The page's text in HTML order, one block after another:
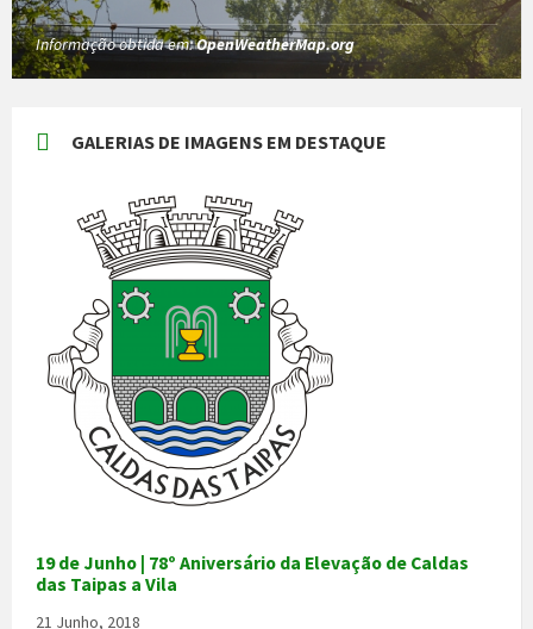
Informação obtida em:OpenWeatherMap.org
GALERIAS DE IMAGENS EM DESTAQUE
19 de Junho | 78º Aniversário da Elevação de Caldas
das Taipas a Vila
21 Junho, 2018